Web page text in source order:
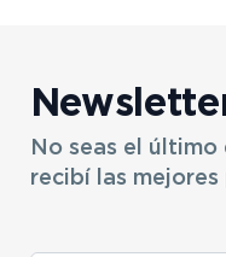
No seas el
recibí las